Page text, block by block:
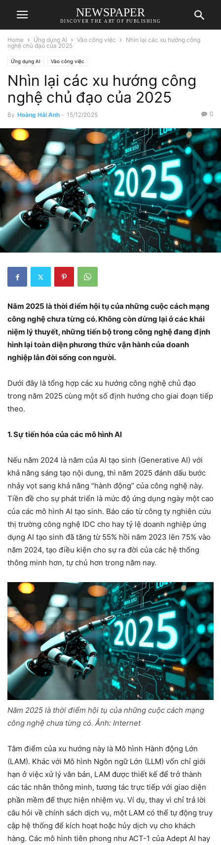
NEWSPAPER
DISCOVER THE ART OF PUBLISHING
Home Ứng dụng AI Vào công việc
Nhìn lại các xu hướng công
nghệ chủ đạo của 2025
Ứng dụng AI Vào công việc
Nhìn lại các xu hướng công
nghệ chủ đạo của 2025
By Hoàng Hải Anh - 15/12/2025 0
Năm 2025 là thời điểm hội tụ của những cuộc cách mạng
công nghệ chưa từng có. Không còn dừng lại ở các khái
niệm lý thuyết, những tiến bộ trong công nghệ đang định
hình lại toàn diện phương thức vận hành của doanh
nghiệp lẫn đời sống con người.
Dưới đây là tổng hợp các xu hướng công nghệ chủ đạo
trong năm 2025 cùng một số định hướng cho giai đoạn tiếp
theo.
1. Sự tiến hóa của các mô hình AI
Nếu năm 2024 là năm của AI tạo sinh (Generative AI) với
khả năng sáng tạo nội dung, thì năm 2025 đánh dấu bước
nhảy vọt sang khả năng “hành động” của công nghệ này.
Tiền đề cho sự phát triển là mức độ ứng dụng ngày một cao
của các mô hình AI tạo sinh. Báo cáo từ công ty nghiên cứu
thị trường công nghệ IDC cho hay tỷ lệ doanh nghiệp ứng
dụng AI tạo sinh đã tăng từ 55% hồi năm 2023 lên 75% vào
năm 2024, tạo điều kiện cho sự ra đời của các hệ thống
thông minh hơn, tự chủ hơn trong năm nay.
Năm 2025 là thời điểm hội tụ của những cuộc cách mạng
công nghệ chưa từng có. Ảnh: Internet
Tâm điểm của xu hướng này là Mô hình Hành động Lớn
(LAM). Khác với Mô hình Ngôn ngữ Lớn (LLM) vốn chỉ giới
hạn ở việc xử lý văn bản, LAM được thiết kế để trở thành
các tác nhân thông minh, tương tác trực tiếp với giao diện
phần mềm để thực hiện nhiệm vụ. Ví dụ, thay vì chỉ trả lời
câu hỏi về chính sách dịch vụ, một LAM có thể tự động truy
cập hệ thống để kích hoạt hoặc hủy dịch vụ cho khách
hàng. Các mô hình tiên phong như ACT-1 của Adept AI hay